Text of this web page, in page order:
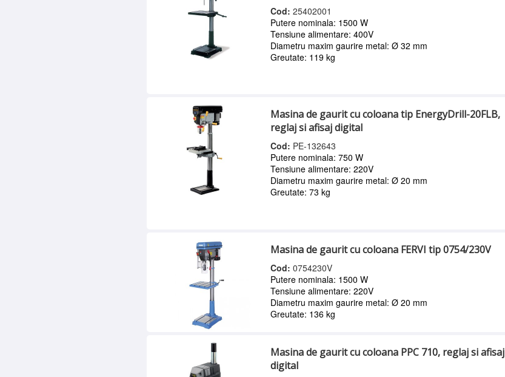
Cod:25402001
Putere nominala: 1500 W
Tensiune alimentare: 400V
Diametru maxim gaurire metal: Ø 32 mm
Greutate: 119 kg
Masina de gaurit cu coloana tip EnergyDrill-20FLB,
reglaj si afisaj digital
Cod: PE-132643
Putere nominala: 750 W
Tensiune alimentare: 220V
Diametru maxim gaurire metal: Ø 20 mm
Greutate: 73 kg
Masina de gaurit cu coloana FERVI tip 0754/230V
Cod:0754230V
Putere nominala: 1500 W
Tensiune alimentare: 220V
Diametru maxim gaurire metal: Ø 20 mm
Greutate: 136 kg
Masina de gaurit cu coloana PPC 710, reglaj si afisaj
digital